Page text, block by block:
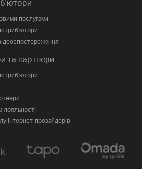
послугами
та партнери
лояльності
інтернет-провайдерів